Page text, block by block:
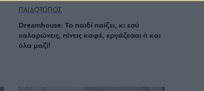
ΠΑΙΔΟΤΟΠΟΣ
Dreamhouse: Το παιδί παίζει, κι εσύ
χαλαρώνεις, πίνεις καφέ, εργάζεσαι ή και
όλα μαζί!